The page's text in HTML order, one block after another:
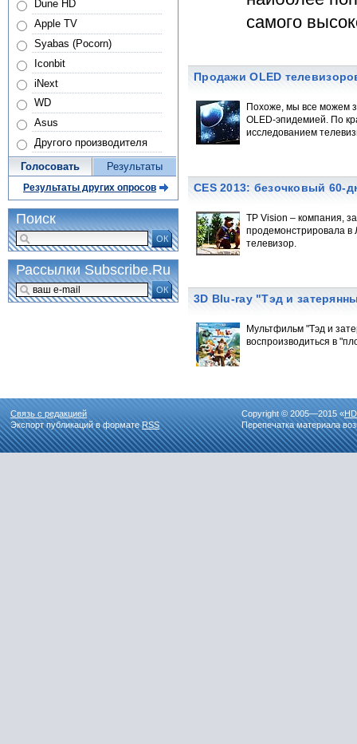
самого
Продажи OLED
Похоже, мы все можем
OLED-эпидемией. По
исследованием
CES 2013: безочковый
TP Vision – компания,
продемонстрировала в
телевизор.
3D Blu-ray "Тэд и
Мультфильм "Тэд и
воспроизводиться в
Dune HD
Apple TV
Syabas (Pocorn)
Iconbit
iNext
WD
Asus
Другого производителя
Голосовать Результаты
Результаты других опросов
Поиск
ОК
Рассылки Subscribe.Ru
ОК
Связь с редакцией
Экспорт публикаций в форматеRSS
Copyright © 2005—2015 «
Перепечатка материала